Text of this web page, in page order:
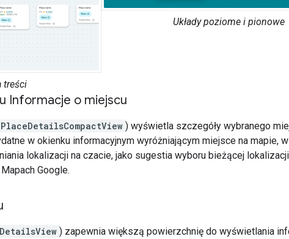
Układy poziome i pionowe
treści
Informacje o miejscu
PlaceDetailsCompactView ) wyświetla szczegóły wybranego
w okienku informacyjnym wyróżniającym miejsce na mapie, w
lokalizacji na czacie, jako sugestia wyboru bieżącej
Google.
) zapewnia większą powierzchnię do wyświetlania